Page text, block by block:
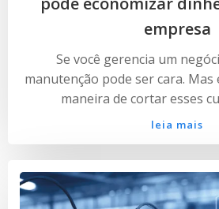
empresa
Se você gerencia um
manutenção pode ser cara. Mas
maneira de cortar esses
leia mais